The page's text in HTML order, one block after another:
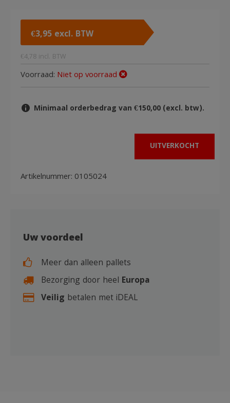
€3,95 excl. BTW
€ 4,78 incl. BTW
Voorraad: Niet op voorraad
Minimaal orderbedrag van €150,00 (excl. btw).
UITVERKOCHT
Artikelnummer: 0105024
Uw voordeel
Meer dan alleen pallets
Bezorging door heel Europa
Veilig betalen met iDEAL